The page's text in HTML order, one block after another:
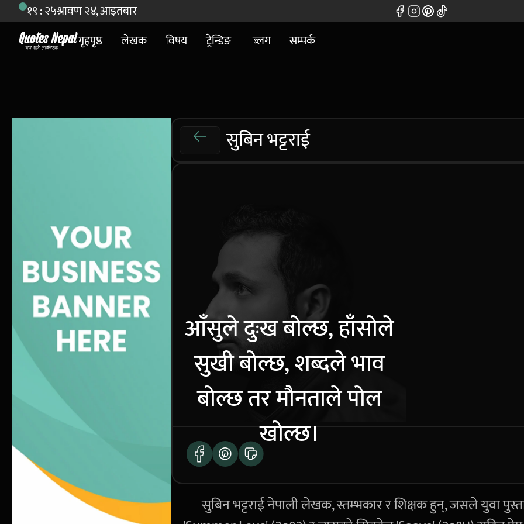
१९ : २५श्रावण २४, आइतबार
गृहपृष्ठ
लेखक विषय ट्रेन्डिङ ब्लग सम्पर्क
सुबिन भट्टराई
आँसुले दुःख बोल्छ, हाँसोले
सुखी बोल्छ, शब्दले भाव
बोल्छ तर मौनताले पोल
खोल्छ।
सुबिन भट्टराई नेपाली लेखक, स्तम्भकार र शिक्षक हुन्, जसले युवा